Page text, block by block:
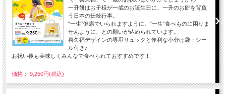
一升餅はお子様が一歳のお誕生日に、一升のお餅を背負
う日本の伝統行事。
“一生”健康でいられますように、”一生”食べものに困りま
せんように、との願いが込められています。
喜久福デザインの専用リュックと便利な小分け袋・シー
ル付き♪
お祝い後も美味しくみんなで食べられておすすめです！
価格： 9,250円(税込)